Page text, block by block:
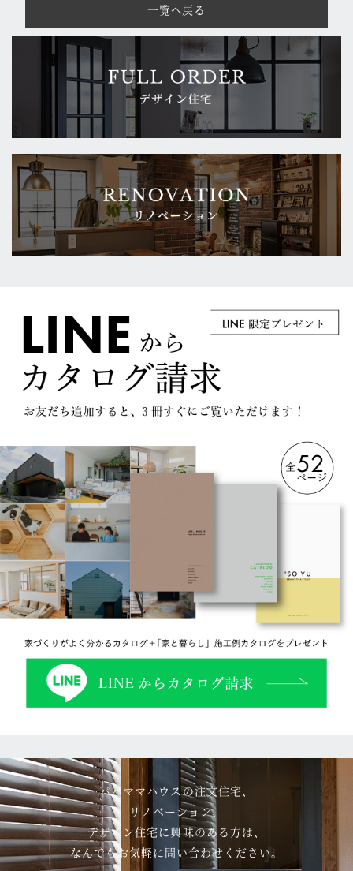
一覧へ戻る
パパママハウスの注文住宅、
リノベーション、
デザイン住宅に興味のある方は、
なんでもお気軽に問い合わせください。